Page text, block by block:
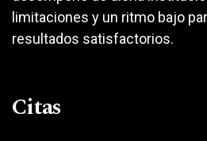
limitaciones y un ritmo bajo
resultados satisfactorios.
Citas